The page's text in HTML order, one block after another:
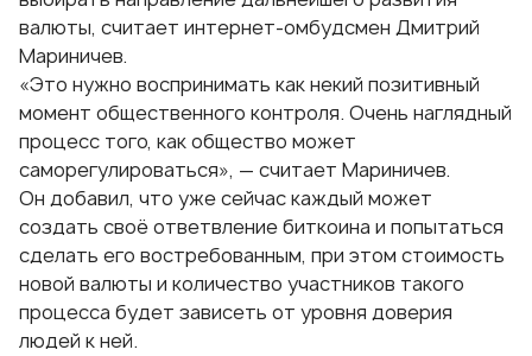
валюты, считает интернет-омбудсмен Дмитрий
Мариничев.
«Это нужно воспринимать как некий позитивный
момент общественного контроля. Очень наглядный
процесс того, как общество может
саморегулироваться», — считает Мариничев.
Он добавил, что уже сейчас каждый может
создать своё ответвление биткоина и попытаться
сделать его востребованным, при этом стоимость
новой валюты и количество участников такого
процесса будет зависеть от уровня доверия
людей к ней.